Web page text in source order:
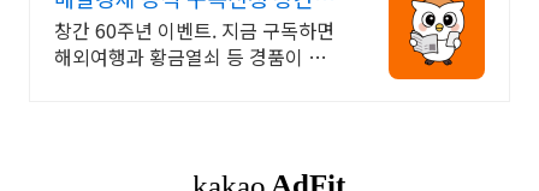
60주년 이벤트
창간 60주년 이벤트. 지금 구독하면
해외여행과 황금열쇠 등 경품이 한